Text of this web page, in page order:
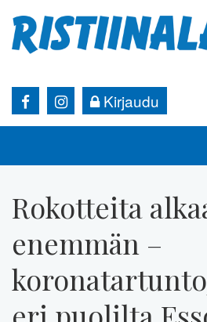
Kirjaudu
Rokotteita
enemmän –